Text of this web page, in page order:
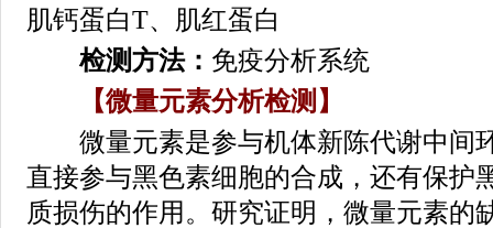
肌钙蛋白T、肌红蛋白
检测方法： 免疫分析系统
【微量元素分析检测】
微量元素是参与机体新陈代谢中间
直接参与黑色素细胞的合成，还有保护
质损伤的作用。研究证明，微量元素的